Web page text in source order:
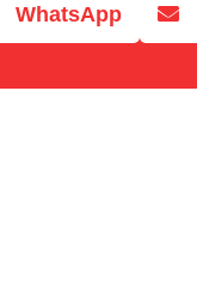
WhatsApp